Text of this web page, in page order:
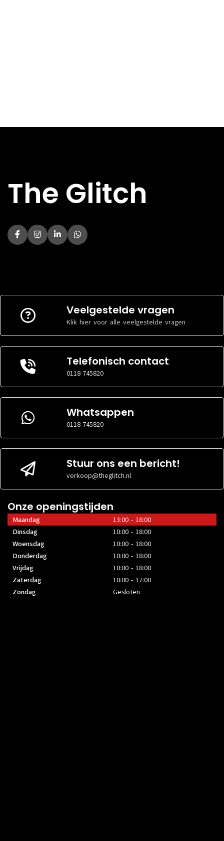
The Glitch
Veelgestelde vragen
Klik hier voor alle veelgestelde vragen
Telefonisch contact
0118-745820
Whatsappen
0118-745820
Stuur ons een bericht!
verkoop@theglitch.nl
Onze openingstijden
Maandag
13:00 - 18:00
Dinsdag
10:00 - 18:00
Woensdag
10:00 - 18:00
Donderdag
10:00 - 18:00
Vrijdag
10:00 - 18:00
Zaterdag
10:00 - 17:00
Zondag
Gesloten